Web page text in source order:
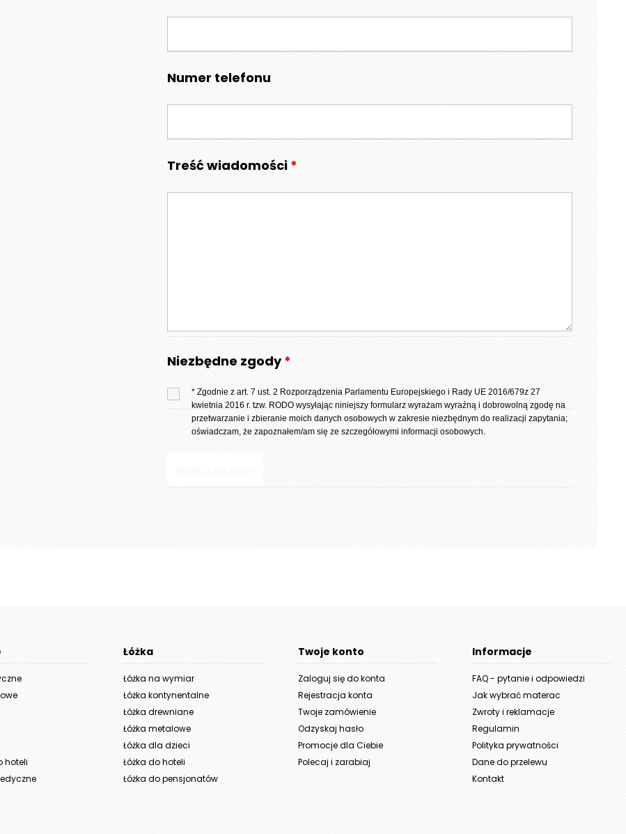
Numer telefonu
Treść wiadomości *
Niezbędne zgody*
* Zgodnie z art. 7 ust. 2 Rozporządzenia Parlamentu Europejskiego i Rady UE 2016/679z 27
kwietnia 2016 r. tzw. RODO wysyłając niniejszy formularz wyrażam wyraźną i dobrowolną zgodę na
przetwarzanie i zbieranie moich danych osobowych w zakresie niezbędnym do realizacji zapytania;
oświadczam, że zapoznałem/am się ze szczegółowymi informacji osobowych.
hoteli
Łóżka
Łóżka na wymiar
Łóżka kontynentalne
Łóżka drewniane
Łóżka metalowe
Łóżka dla dzieci
Łóżka do hoteli
Łóżka do pensjonatów
Twoje konto
Zaloguj się do konta
Rejestracja konta
Twoje zamówienie
Odzyskaj hasło
Promocje dla Ciebie
Polecaj i zarabiaj
Informacje
FAQ - pytanie i odpowiedzi
Jak wybrać materac
Zwroty i reklamacje
Regulamin
Polityka prywatności
Dane do przelewu
Kontakt